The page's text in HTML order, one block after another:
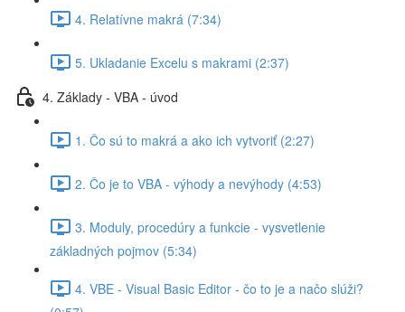
4. Relatívne makrá (7:34)
5. Ukladanie Excelu s makrami (2:37)
4. Základy - VBA - úvod
1. Čo sú to makrá a ako ich vytvoriť (2:27)
2. Čo je to VBA - výhody a nevýhody (4:53)
3. Moduly, procedúry a funkcie - vysvetlenie
základných pojmov (5:34)
4. VBE - Visual Basic Editor - čo to je a načo slúži?